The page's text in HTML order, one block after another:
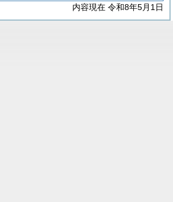
内容現在 令和8年5月1日